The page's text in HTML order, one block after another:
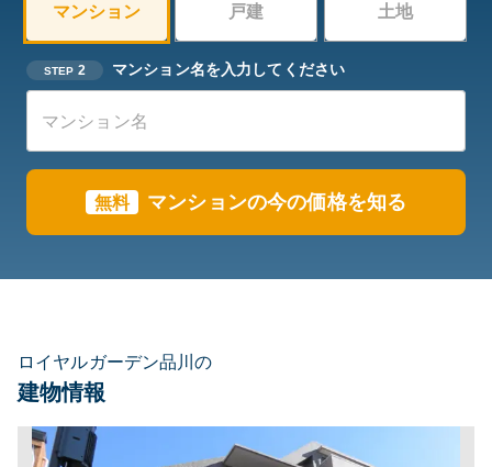
マンション 戸建 土地
STEP 2 マンション名を入力してください
無料 マンションの今の価格を知る
ロイヤルガーデン品川の
建物情報